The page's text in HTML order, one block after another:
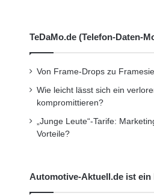
TeDaMo.de (Telefon-Daten-
Von Frame-Drops zu
Wie leicht lässt sich ein
kompromittieren?
„Junge Leute“-Tarife:
Vorteile?
Automotive-Aktuell.de ist ein